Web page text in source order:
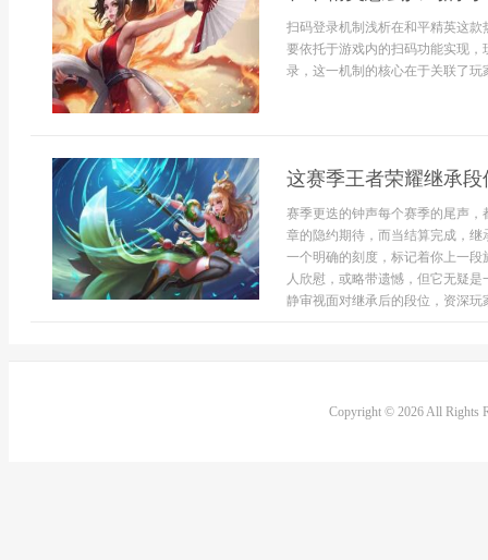
扫码登录机制浅析在和平精英这
要依托于游戏内的扫码功能实现
录，这一机制的核心在于关联了玩
这赛季王者荣耀继承
赛季更迭的钟声每个赛季的尾声
章的隐约期待，而当结算完成，
一个明确的刻度，标记着你上一
人欣慰，或略带遗憾，但它无疑
静审视面对继承后的段位，资深玩
Copyright © 2026 All Rights